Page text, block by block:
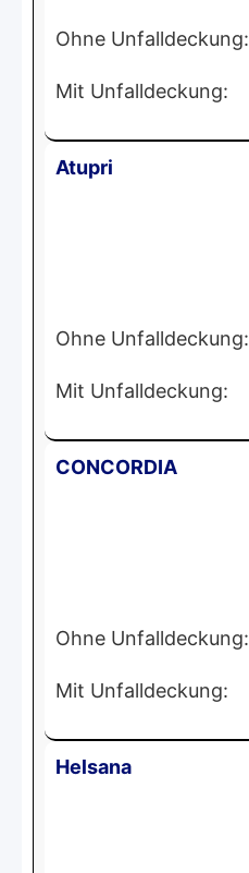
Ohne Unfalldeckung:
Mit Unfalldeckung:
Atupri
Ohne Unfalldeckung:
Mit Unfalldeckung:
CONCORDIA
Ohne Unfalldeckung:
Mit Unfalldeckung:
Helsana